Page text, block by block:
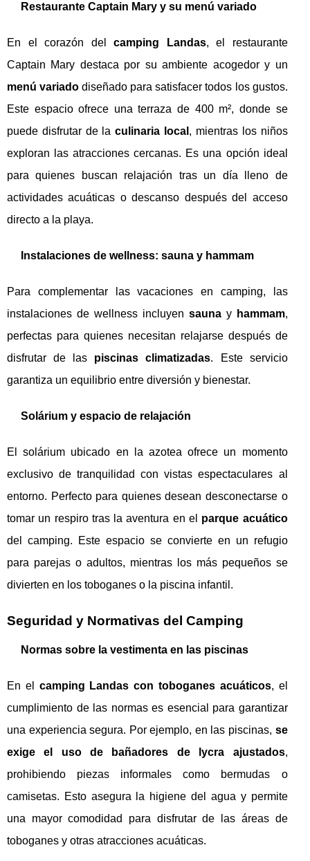
Restaurante Captain Mary y su menú variado
En el corazón delcamping Landas, el restaurante
Captain Mary destaca por su ambiente acogedor y un
menú variado diseñado para satisfacer todos los gustos.
Este espacio ofrece una terraza de 400 m², donde se
puede disfrutar de laculinaria local , mientras los niños
exploran las atracciones cercanas. Es una opción ideal
para quienes buscan relajación tras un día lleno de
actividades acuáticas o descanso después del acceso
directo a la playa.
Instalaciones de wellness: sauna y hammam
Para complementar las vacaciones en camping, las
instalaciones de wellness incluyen saunay hammam,
perfectas para quienes necesitan relajarse después de
disfrutar de las piscinas climatizadas. Este servicio
garantiza un equilibrio entre diversión y bienestar.
Solárium y espacio de relajación
El solárium ubicado en la azotea ofrece un momento
exclusivo de tranquilidad con vistas espectaculares al
entorno. Perfecto para quienes desean desconectarse o
tomar un respiro tras la aventura en el parque acuático
del camping. Este espacio se convierte en un refugio
para parejas o adultos, mientras los más pequeños se
divierten en los toboganes o la piscina infantil.
Seguridad y Normativas del Camping
Normas sobre la vestimenta en las piscinas
En el camping Landas con toboganes acuáticos, el
cumplimiento de las normas es esencial para garantizar
una experiencia segura. Por ejemplo, en las piscinas, se
exige el uso de bañadores de lycra ajustados,
prohibiendo piezas informales como bermudas o
camisetas. Esto asegura la higiene del agua y permite
una mayor comodidad para disfrutar de las áreas de
toboganes y otras atracciones acuáticas.